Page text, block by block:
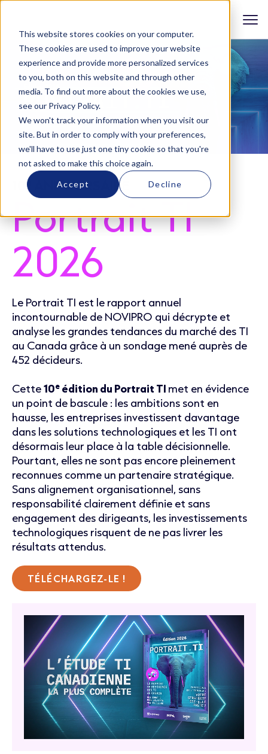
This website stores cookies on your computer.
These cookies are used to improve your website
experience and provide more personalized services
to you, both on this website and through other
media. To find out more about the cookies we use,
see our Privacy Policy.
We won't track your information when you visit our
site. But in order to comply with your preferences,
we'll have to use just one tiny cookie so that you're
not asked to make this choice again.
Accept Decline
e ANNIVERSAIRE
Portrait TI
2026
Le Portrait TI est le rapport annuel
incontournable de NOVIPRO qui décrypte et
analyse les grandes tendances du marché des TI
au Canada grâce à un sondage mené auprès de
452 décideurs.
Cette10e édition du Portrait TI met en évidence
un point de bascule : les ambitions sont en
hausse, les entreprises investissent davantage
dans les solutions technologiques et les TI ont
désormais leur place à la table décisionnelle.
Pourtant, elles ne sont pas encore pleinement
reconnues comme un partenaire stratégique.
Sans alignement organisationnel, sans
responsabilité clairement définie et sans
engagement des dirigeants, les investissements
technologiques risquent de ne pas livrer les
résultats attendus.
TÉLÉCHARGEZ-LE !